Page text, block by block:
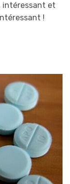
intéressant et
!